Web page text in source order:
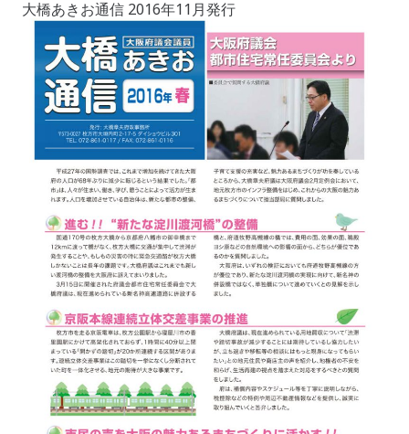
大橋あきお通信 2016年11月発行